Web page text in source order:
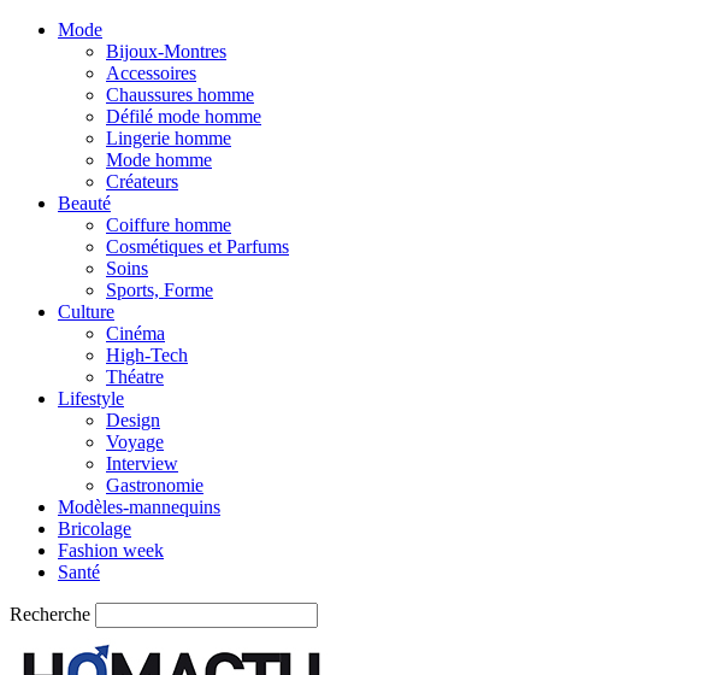
Mode
Bijoux-Montres
Accessoires
Chaussures homme
Défilé mode homme
Lingerie homme
Mode homme
Créateurs
Beauté
Coiffure homme
Cosmétiques et Parfums
Soins
Sports, Forme
Culture
Cinéma
High-Tech
Théatre
Lifestyle
Design
Voyage
Interview
Gastronomie
Modèles-mannequins
Bricolage
Fashion week
Santé
Recherche